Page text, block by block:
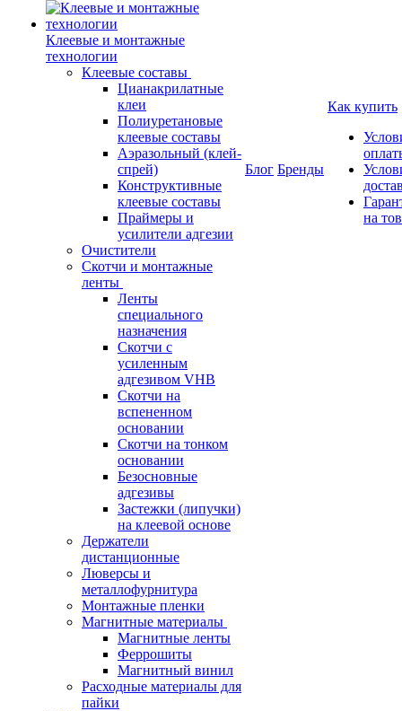
Клеевые и монтажные
технологии
Клеевые составы
Цианакрилатные
клеи
Полиуретановые
клеевые составы
Аэразольный (клей-
спрей)
Конструктивные
клеевые составы
Праймеры и
усилители адгезии
Очистители
Скотчи и монтажные
ленты
Ленты
специального
назначения
Скотчи с
усиленным
адгезивом VHB
Скотчи на
вспененном
основании
Скотчи на тонком
основании
Безосновные
адгезивы
Застежки (липучки)
на клеевой основе
Держатели
дистанционные
Люверсы и
металлофурнитура
Монтажные пленки
Магнитные материалы
Магнитные ленты
Феррошиты
Магнитный винил
Расходные материалы для
пайки
Блог Бренды
Как купить
на